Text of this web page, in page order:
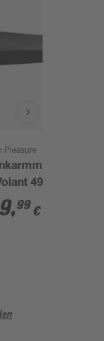
Pleasure
495 x 300
,99 €